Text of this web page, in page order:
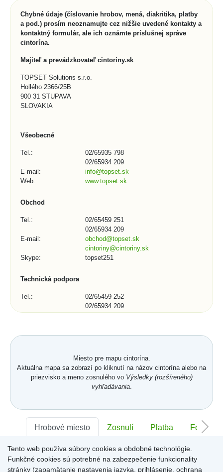
Chybné údaje (číslovanie hrobov, mená, diakritika, platby
a pod.) prosím neoznamujte cez nižšie uvedené kontakty a
kontaktný formulár, ale ich oznámte príslušnej správe
cintorína.
Majiteľ a prevádzkovateľ cintoriny.sk
TOPSET Solutions s.r.o.
Hollého 2366/25B
900 31 STUPAVA
SLOVAKIA
Všeobecné
Tel.:
02/65935 798
02/65934 209
E-mail:
info@topset.sk
Web:
www.topset.sk
Obchod
Tel.:
02/65459 251
02/65934 209
E-mail:
obchod@topset.sk
cintoriny@cintoriny.sk
Skype:
topset251
Technická podpora
Tel.:
02/65459 252
02/65934 209
Mesto, obec, organizácia:
*E-mail:
Miesto pre mapu cintorína.
Aktuálna mapa sa zobrazí po kliknutí na názov cintorína alebo na
priezvisko a meno zosnulého vo Výsledky (rozšíreného)
vyhľadávania.
Hrobové miesto Zosnulí Platba Foto
Sektor:- Rad:- Číslo:-
Tento web používa súbory cookies a obdobné technológie.
Funkčné cookies sú potrebné na zabezpečenie funkcionality
stránky (zapamätanie nastavenia jazyka, prihlásenie, ochrana